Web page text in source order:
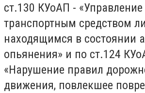
ст.130 КУоАП - «Управление
транспортным средством
находящимся в состоянии
опьянения» и по ст.124
«Нарушение правил
движения, повлекшее